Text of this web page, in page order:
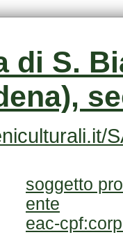
soggetto
ente
eac-